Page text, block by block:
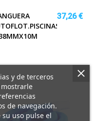
37,26 €
y de terceros
de navegación.
uso pulse el